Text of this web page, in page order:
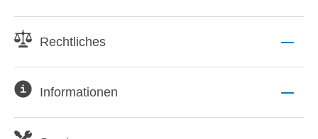
Rechtliches
Informationen